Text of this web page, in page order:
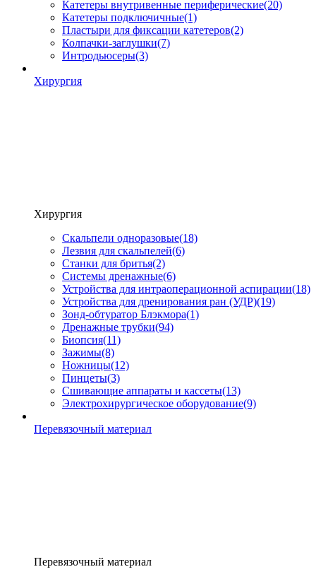
Катетеры внутривенные периферические(20)
Катетеры подключичные(1)
Пластыри для фиксации катетеров(2)
Колпачки-заглушки(7)
Интродьюсеры(3)
Хирургия
Хирургия
Скальпели одноразовые(18)
Лезвия для скальпелей(6)
Станки для бритья(2)
Системы дренажные(6)
Устройства для интраоперационной аспирации(18)
Устройства для дренирования ран (УДР)(19)
Зонд-обтуратор Блэкмора(1)
Дренажные трубки(94)
Биопсия(11)
Зажимы(8)
Ножницы(12)
Пинцеты(3)
Сшивающие аппараты и кассеты(13)
Электрохирургическое оборудование(9)
Перевязочный материал
Перевязочный материал